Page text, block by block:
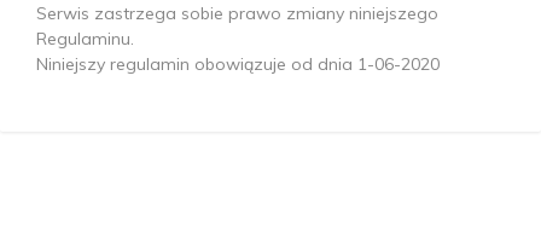
Serwis zastrzega sobie prawo zmiany niniejszego
Regulaminu.
Niniejszy regulamin obowiązuje od dnia 1-06-2020